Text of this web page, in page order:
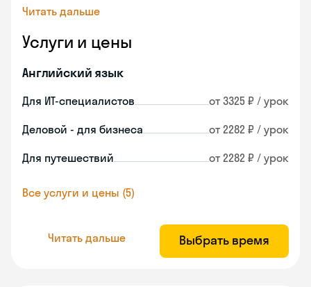
Читать дальше
Услуги и цены
Английский язык
Для ИТ-специалистов от 3325 ₽ / урок
Деловой - для бизнеса от 2282 ₽ / урок
Для путешествий от 2282 ₽ / урок
Все услуги и цены (5)
Читать дальше Выбрать время